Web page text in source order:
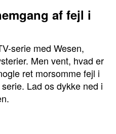
af fejl i
serie med Wesen,
Men vent, hvad er
ret morsomme fejl i
Lad os dykke ned i